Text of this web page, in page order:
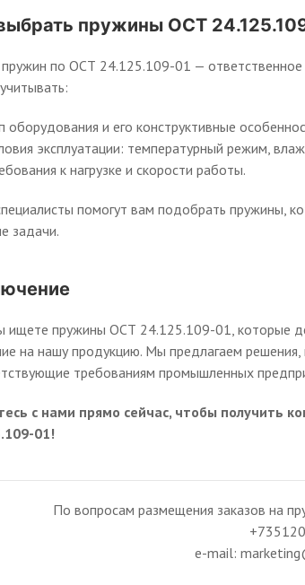
пружины ОСТ
по ОСТ 24.125.109-01 —
оборудования и его конструктивные
эксплуатации: температурный режим,
к нагрузке и скорости работы.
помогут вам подобрать пружины,
задачи.
ищете пружины ОСТ 24.125.109-01, которые
на нашу продукцию. Мы предлагаем решения,
требованиям промышленных
с нами прямо сейчас, чтобы получить
01!
По вопросам размещения заказов на
e-mail: